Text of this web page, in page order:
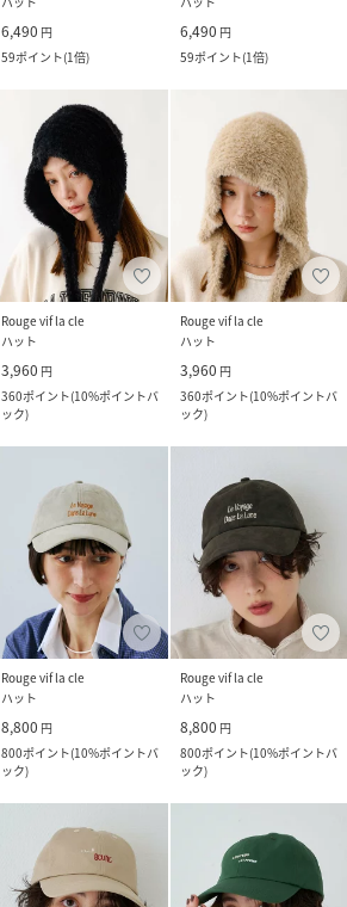
6,490 円
59ポイント(1倍)
6,490 円
59ポイント(1倍)
Rouge vif la cle
ハット
3,960 円
360ポイント(10%ポイントバ
ック)
Rouge vif la cle
ハット
3,960 円
360ポイント(10%ポイントバ
ック)
Rouge vif la cle
ハット
8,800 円
800ポイント(10%ポイントバ
ック)
Rouge vif la cle
ハット
8,800 円
800ポイント(10%ポイントバ
ック)